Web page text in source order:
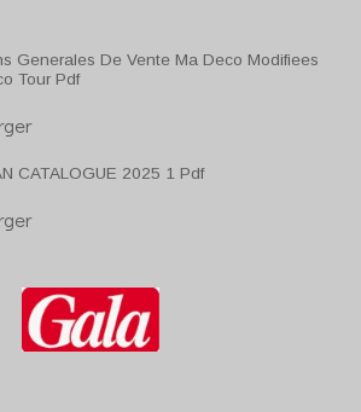
Generales De Vente Ma Deco Modifiees
Tour Pdf
CATALOGUE 2025 1 Pdf